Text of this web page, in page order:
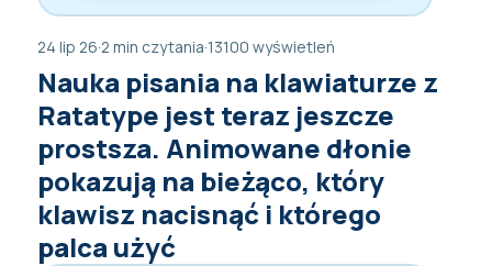
24 lip 26·2 min czytania·13100 wyświetleń
Nauka pisania na klawiaturze z
Ratatype jest teraz jeszcze
prostsza. Animowane dłonie
pokazują na bieżąco, który
klawisz nacisnąć i którego
palca użyć